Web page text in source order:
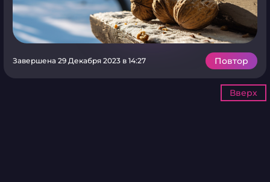
Завершена 29 Декабря 2023 в 14:27 Повтор
Вверх